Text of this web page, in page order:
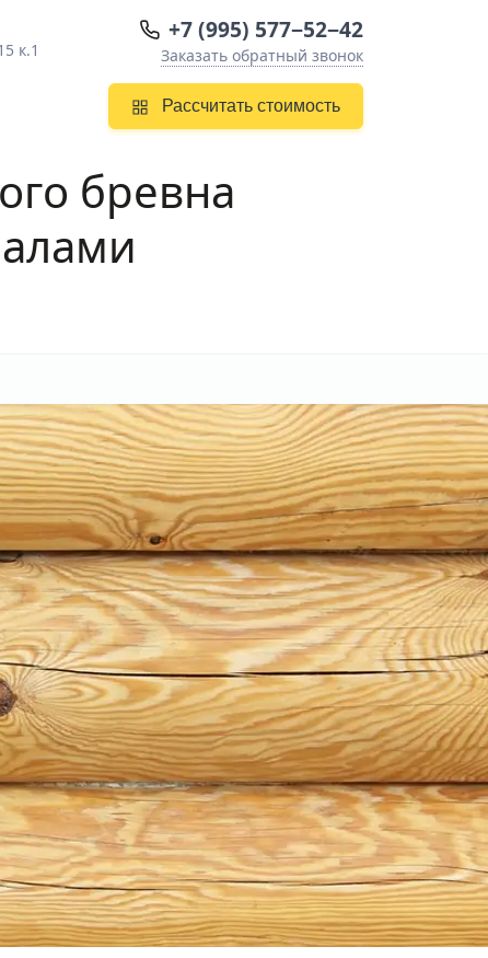
к.1
+7 (995) 577−52−42
Заказать обратный звонок
Рассчитать стоимость
бревна